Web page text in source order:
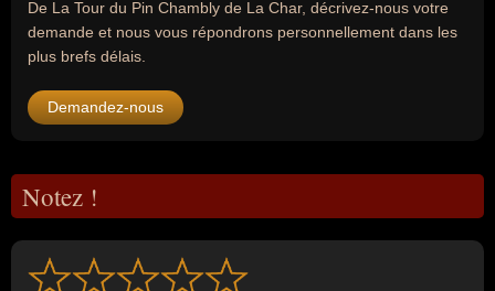
De La Tour du Pin Chambly de La Char, décrivez-nous votre
demande et nous vous répondrons personnellement dans les
plus brefs délais.
Demandez-nous
Notez !